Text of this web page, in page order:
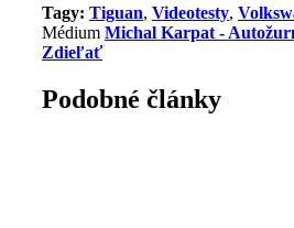
Tagy: Tiguan, Videotesty,
Médium Michal Karpat -
Zdieľať
Podobné články